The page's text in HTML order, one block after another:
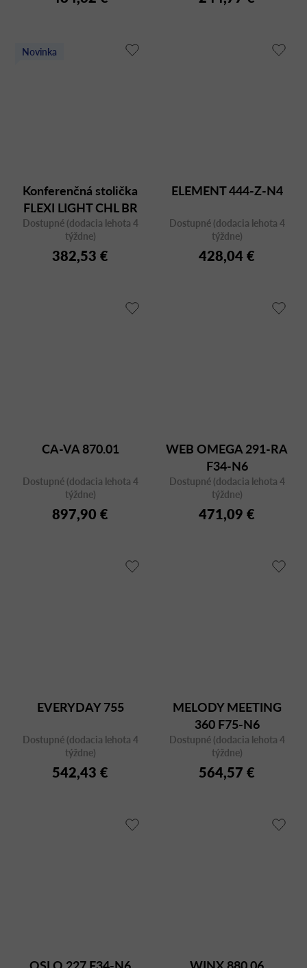
Novinka
Konferenčná stolička
FLEXI LIGHT CHL BR
F95-BL
Dostupné (dodacia lehota 4
týždne)
382,53 €
ELEMENT 444-Z-N4
Dostupné (dodacia lehota 4
týždne)
428,04 €
CA-VA 870.01
Dostupné (dodacia lehota 4
týždne)
897,90 €
WEB OMEGA 291-RA
F34-N6
Dostupné (dodacia lehota 4
týždne)
471,09 €
EVERYDAY 755
Dostupné (dodacia lehota 4
týždne)
542,43 €
MELODY MEETING
360 F75-N6
Dostupné (dodacia lehota 4
týždne)
564,57 €